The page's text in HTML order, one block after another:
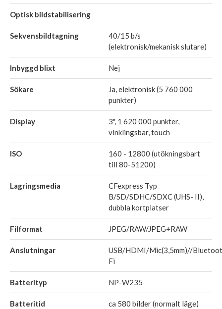
Optisk bildstabilisering
Sekvensbildtagning
40/15 b/s
(elektronisk/mekanisk slutare)
Inbyggd blixt Nej
Sökare
Ja, elektronisk (5 760 000
punkter)
Display
3", 1 620 000 punkter,
vinklingsbar, touch
ISO
160 - 12800 (utökningsbart
till 80-51200)
Lagringsmedia
CFexpress Typ
B/SD/SDHC/SDXC (UHS- II),
dubbla kortplatser
Filformat JPEG/RAW/JPEG+RAW
Anslutningar
USB/HDMI/Mic(3,5mm)//
Fi
Batterityp NP-W235
Batteritid ca 580 bilder (normalt läge)